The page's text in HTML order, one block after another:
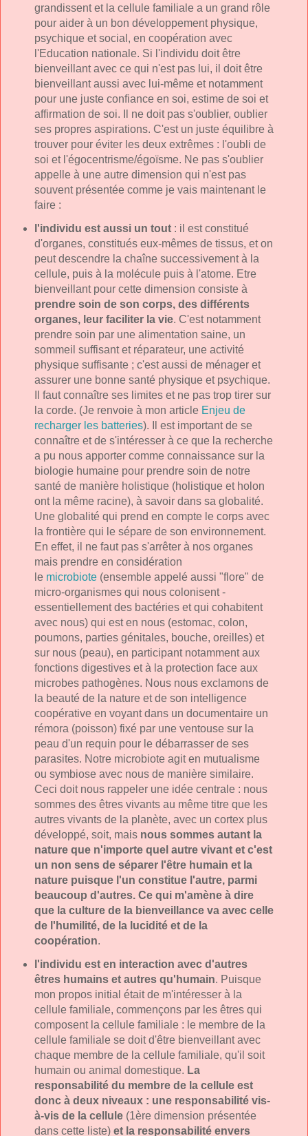
grandissent et la cellule familiale a un grand rôle
pour aider à un bon développement physique,
psychique et social, en coopération avec
l'Education nationale. Si l'individu doit être
bienveillant avec ce qui n'est pas lui, il doit être
bienveillant aussi avec lui-même et notamment
pour une juste confiance en soi, estime de soi et
affirmation de soi. Il ne doit pas s'oublier, oublier
ses propres aspirations. C'est un juste équilibre à
trouver pour éviter les deux extrêmes : l'oubli de
soi et l'égocentrisme/égoïsme. Ne pas s'oublier
appelle à une autre dimension qui n'est pas
souvent présentée comme je vais maintenant le
faire :
l'individu est aussi un tout: il est constitué
d'organes, constitués eux-mêmes de tissus, et on
peut descendre la chaîne successivement à la
cellule, puis à la molécule puis à l'atome. Etre
bienveillant pour cette dimension consiste à
prendre soin de son corps, des différents
organes, leur faciliter la vie. C'est notamment
prendre soin par une alimentation saine, un
sommeil suffisant et réparateur, une activité
physique suffisante ; c'est aussi de ménager et
assurer une bonne santé physique et psychique.
Il faut connaître ses limites et ne pas trop tirer sur
la corde. (Je renvoie à mon article Enjeu de
recharger les batteries). Il est important de se
connaître et de s'intéresser à ce que la recherche
a pu nous apporter comme connaissance sur la
biologie humaine pour prendre soin de notre
santé de manière holistique (holistique et holon
ont la même racine), à savoir dans sa globalité.
Une globalité qui prend en compte le corps avec
la frontière qui le sépare de son environnement.
En effet, il ne faut pas s'arrêter à nos organes
mais prendre en considération
le microbiote (ensemble appelé aussi "flore" de
micro-organismes qui nous colonisent -
essentiellement des bactéries et qui cohabitent
avec nous) qui est en nous (estomac, colon,
poumons, parties génitales, bouche, oreilles) et
sur nous (peau), en participant notamment aux
fonctions digestives et à la protection face aux
microbes pathogènes. Nous nous exclamons de
la beauté de la nature et de son intelligence
coopérative en voyant dans un documentaire un
rémora (poisson) fixé par une ventouse sur la
peau d'un requin pour le débarrasser de ses
parasites. Notre microbiote agit en mutualisme
ou symbiose avec nous de manière similaire.
Ceci doit nous rappeler une idée centrale : nous
sommes des êtres vivants au même titre que les
autres vivants de la planète, avec un cortex plus
développé, soit, mais nous sommes autant la
nature que n'importe quel autre vivant et c'est
un non sens de séparer l'être humain et la
nature puisque l'un constitue l'autre, parmi
beaucoup d'autres. Ce qui m'amène à dire
que la culture de la bienveillance va avec celle
de l'humilité, de la lucidité et de la
coopération.
l'individu est en interaction avec d'autres
êtres humains et autres qu'humain. Puisque
mon propos initial était de m'intéresser à la
cellule familiale, commençons par les êtres qui
composent la cellule familiale : le membre de la
cellule familiale se doit d'être bienveillant avec
chaque membre de la cellule familiale, qu'il soit
humain ou animal domestique. La
responsabilité du membre de la cellule est
donc à deux niveaux : une responsabilité vis-
à-vis de la cellule (1ère dimension présentée
dans cette liste) et la responsabilité envers